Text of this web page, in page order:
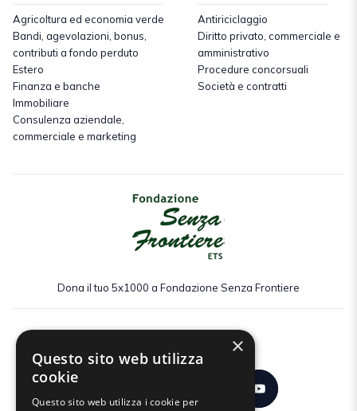
Agricoltura ed economia verde
Bandi, agevolazioni, bonus,
contributi a fondo perduto
Estero
Finanza e banche
Immobiliare
Consulenza aziendale,
commerciale e marketing
Antiriciclaggio
Diritto privato, commerciale e
amministrativo
Procedure concorsuali
Società e contratti
Dona il tuo 5x1000 a Fondazione Senza Frontiere
×
Questo sito web utilizza
cookie
Questo sito web utilizza i cookie per